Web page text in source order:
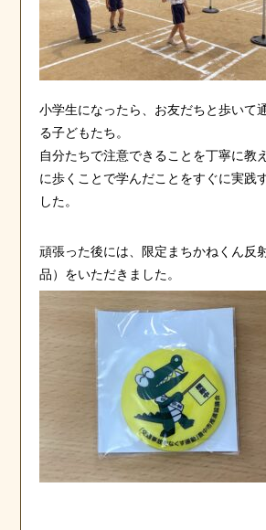
小学生になったら、お友だちと歩いて
る子どもたち。
自分たちで注意できることを丁寧に教
に歩くことで学んだことをすぐに実践
した。
頑張った後には、限定まちかねくん反
品）をいただきました。